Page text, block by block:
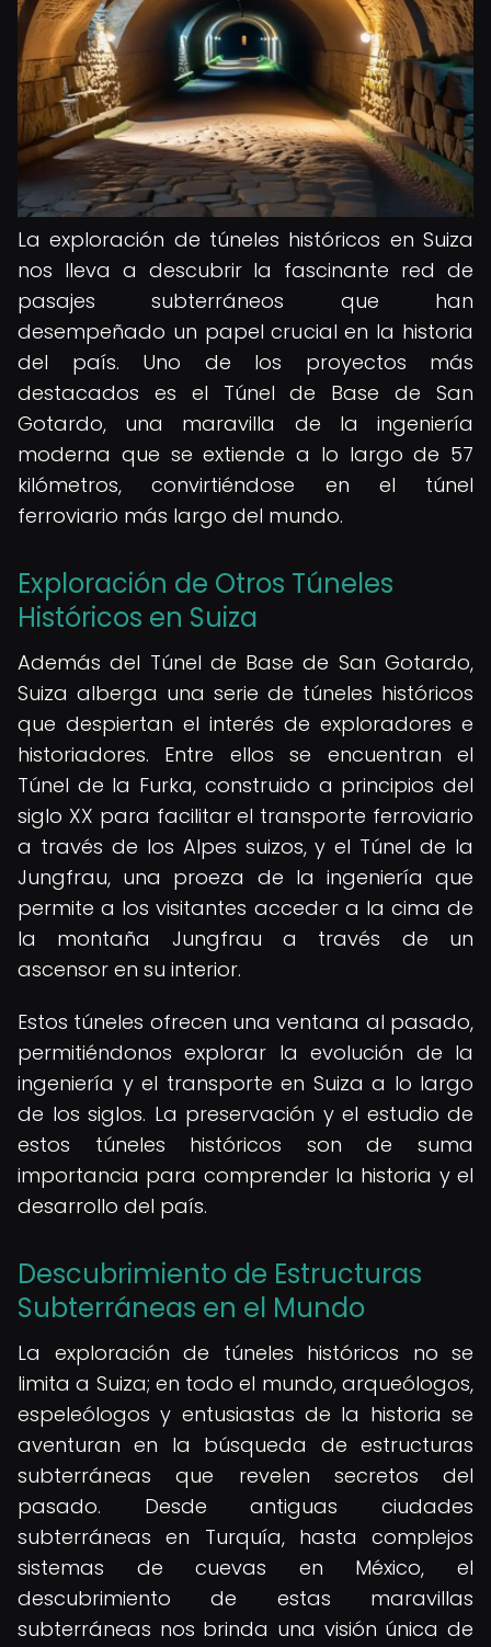
La exploración de túneles históricos en Suiza
nos lleva a descubrir la fascinante red de
pasajes subterráneos que han
desempeñado un papel crucial en la historia
del país. Uno de los proyectos más
destacados es el Túnel de Base de San
Gotardo, una maravilla de la ingeniería
moderna que se extiende a lo largo de 57
kilómetros, convirtiéndose en el túnel
ferroviario más largo del mundo.
Exploración de Otros Túneles
Históricos en Suiza
Además del Túnel de Base de San Gotardo,
Suiza alberga una serie de túneles históricos
que despiertan el interés de exploradores e
historiadores. Entre ellos se encuentran el
Túnel de la Furka, construido a principios del
siglo XX para facilitar el transporte ferroviario
a través de los Alpes suizos, y el Túnel de la
Jungfrau, una proeza de la ingeniería que
permite a los visitantes acceder a la cima de
la montaña Jungfrau a través de un
ascensor en su interior.
Estos túneles ofrecen una ventana al pasado,
permitiéndonos explorar la evolución de la
ingeniería y el transporte en Suiza a lo largo
de los siglos. La preservación y el estudio de
estos túneles históricos son de suma
importancia para comprender la historia y el
desarrollo del país.
Descubrimiento de Estructuras
Subterráneas en el Mundo
La exploración de túneles históricos no se
limita a Suiza; en todo el mundo, arqueólogos,
espeleólogos y entusiastas de la historia se
aventuran en la búsqueda de estructuras
subterráneas que revelen secretos del
pasado. Desde antiguas ciudades
subterráneas en Turquía, hasta complejos
sistemas de cuevas en México, el
descubrimiento de estas maravillas
subterráneas nos brinda una visión única de